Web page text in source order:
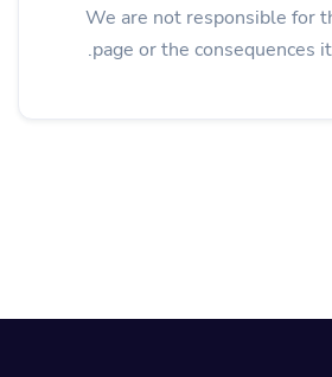
We are not responsible for
page or the consequences